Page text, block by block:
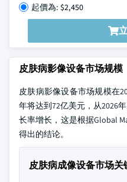
起價為: $2,450
皮肤病影像设备市场规模
皮肤病影像设备市场规模在
年将达到72亿美元，从2026
长率增长，这是根据Global
得出的结论。
皮肤病成像设备市场关